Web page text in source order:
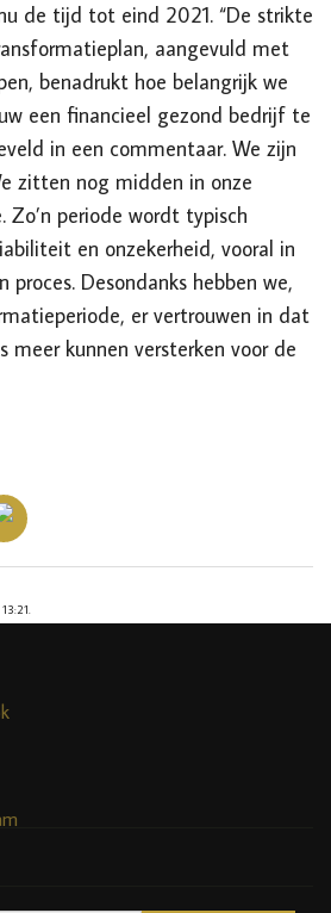
de tijd tot eind 2021. “De strikte
aangevuld met
benadrukt hoe belangrijk we
een financieel gezond bedrijf te
in een commentaar. We zijn
zitten nog midden in onze
periode wordt typisch
en onzekerheid, vooral in
proces. Desondanks hebben we,
er vertrouwen in dat
meer kunnen versterken voor de